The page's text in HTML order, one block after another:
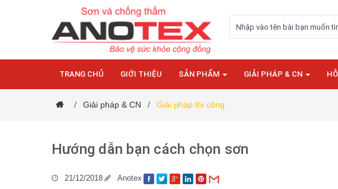
TRANG CHỦ GIỚI THIỆU SẢN PHẨM GIẢI PHÁP & CN
/ Giải pháp & CN / Giải pháp thi công
Hướng dẫn bạn cách chọn sơn
21/12/2018 Anotex